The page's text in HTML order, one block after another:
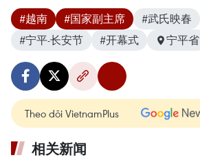
#越南 #国家副主席 #武氏映春
#宁平-长安节
#开幕式 宁平省
Theo dõi VietnamPlus
相关新闻